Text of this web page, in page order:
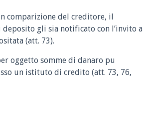
comparizione del creditore, il
deposito gli sia notificato con l’invito a
(att. 73).
oggetto somme di danaro pu
un istituto di credito (att. 73, 76,